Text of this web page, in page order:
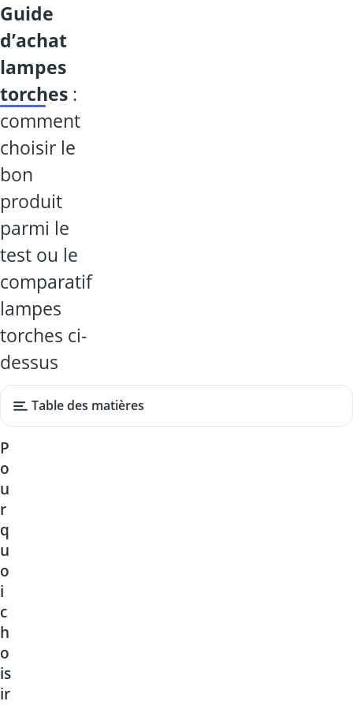
guide
d’achat
lampes
torches :
comment
choisir le
bon
produit
parmi le
test ou le
comparatif
lampes
torches ci-
dessus
Table des matières
P
o
u
r
q
u
o
i
c
h
o
is
ir